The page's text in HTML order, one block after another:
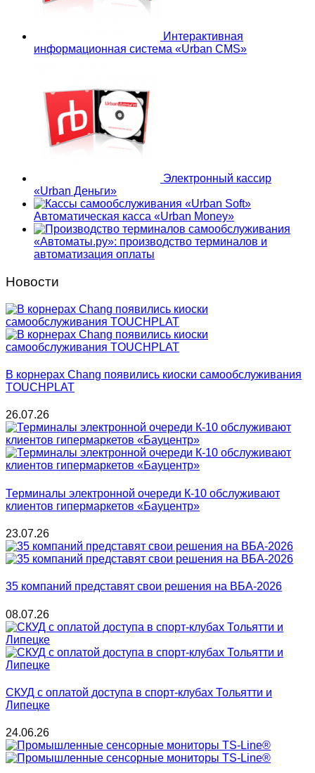
Интерактивная
информационная система «Urban CMS»
Электронный кассир
«Urban Деньги»
Автоматическая касса «Urban Money»
«Автоматы.ру»: производство терминалов и
автоматизация оплаты
Новости
В корнерах Chang появились киоски самообслуживания
TOUCHPLAT
26.07.26
Терминалы электронной очереди К-10 обслуживают
клиентов гипермаркетов «Бауцентр»
23.07.26
35 компаний представят свои решения на ВБА-2026
08.07.26
СКУД с оплатой доступа в спорт-клубах Тольятти и
Липецке
24.06.26